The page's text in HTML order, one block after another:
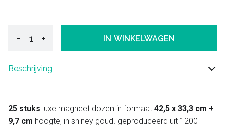
− + IN WINKELWAGEN
Beschrijving
25 stuks luxe magneet dozen in formaat 42,5 x 33,3 cm +
9,7 cm hoogte, in shiney goud. geproduceerd uit 1200